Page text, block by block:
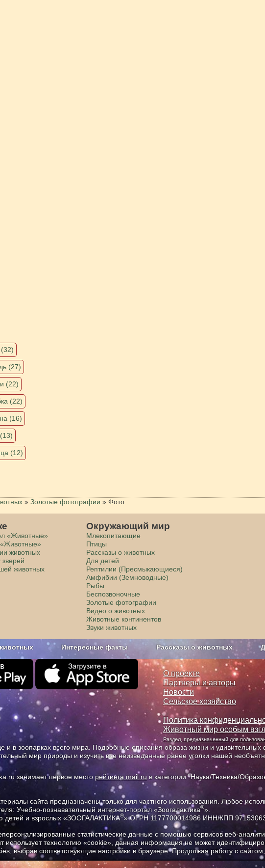
(32)
(27)
(22)
(22)
(16)
(12)
» Золотые фотографии » Фото
«Животные»
животных
животных
Окружающий мир
Млекопитающие
Птицы
Рассказы о животных
Для детей
Рептилии (Пресмыкающиеся)
Амфибии (Земноводные)
Рыбы
Беспозвоночные
Золотые фотографии
Видео о животных
Животные континентов
Звуки животных
Интересные факты Рассказы о животных
и без рекламы О проекте
О проекте
Партнеры и авторы
Новости
Сельское хозяйство
Политика
Животный мир особым
Раздел, предназначенный для
и в зоопарках всего мира. Подробные описания образа жизни и
мир природы и изучить все неизведанные ранее уголки нашей
занимает первое место рейтинга mail.ru в категории "Наука/Техника/
сайта предназначены только для частного использования. Любое
Учебно-познавательный интернет-портал «Зоогалактика®».
детей и взрослых «ЗООГАЛАКТИКА®» ОГРН 1177700014986 ИНН/КПП
статистические данные с помощью сервисов веб-
использует технологию «cookie», данная информация не может
выбрав соответствующие настройки в браузере. Продолжая работу с